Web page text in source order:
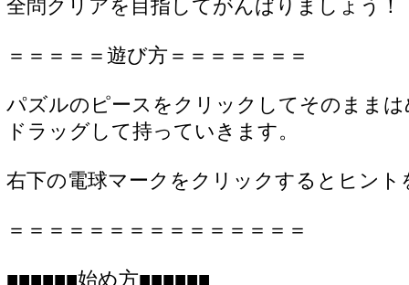
全問クリアを目指してがんばりましょう！
＝＝＝＝＝遊び方＝＝＝＝＝＝＝
パズルのピースをクリックしてそのまま
ドラッグして持っていきます。
右下の電球マークをクリックするとヒント
＝＝＝＝＝＝＝＝＝＝＝＝＝＝＝
■■■■■■始め方■■■■■■